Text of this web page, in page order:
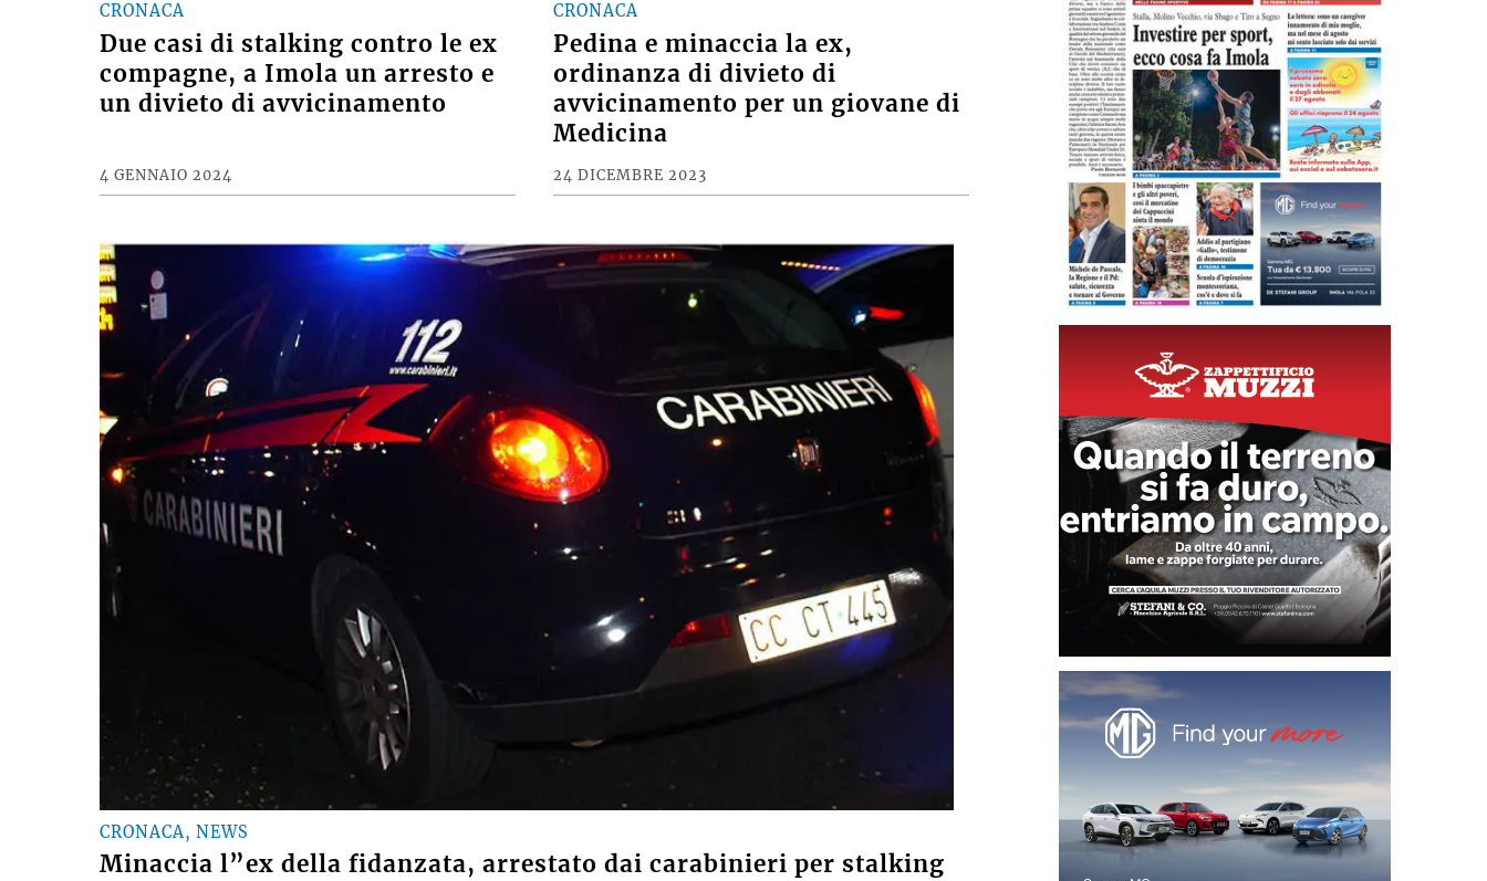
CRONACA
Due casi di stalking contro le ex
compagne, a Imola un arresto e
un divieto di avvicinamento
4 GENNAIO 2024
CRONACA
Pedina e minaccia la ex,
ordinanza di divieto di
avvicinamento per un giovane di
Medicina
24 DICEMBRE 2023
CRONACA, NEWS
Minaccia l”ex della fidanzata, arrestato dai carabinieri per stalking